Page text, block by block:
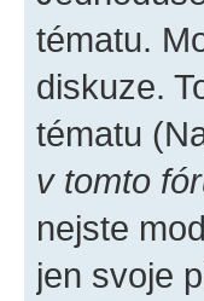
tématu.
diskuze.
tématu
v tomto
nejste
jen svoje